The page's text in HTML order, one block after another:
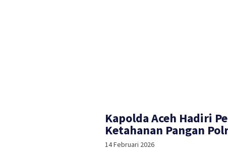
Kapolda Aceh Hadiri
Ketahanan Pangan
14 Februari 2026